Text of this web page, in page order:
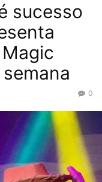
sucesso
0